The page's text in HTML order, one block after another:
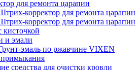
для ремонта царапин
корректор для ремонта царапин
корректор для ремонта царапин
кисточкой
и эмали
эмаль по ржавчине VIXEN
средства для очистки кровли